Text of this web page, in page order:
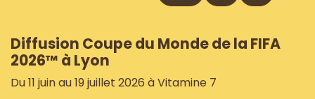
Diffusion Coupe du Monde de la FIFA
2026™ à Lyon
Du 11 juin au 19 juillet 2026 à Vitamine 7